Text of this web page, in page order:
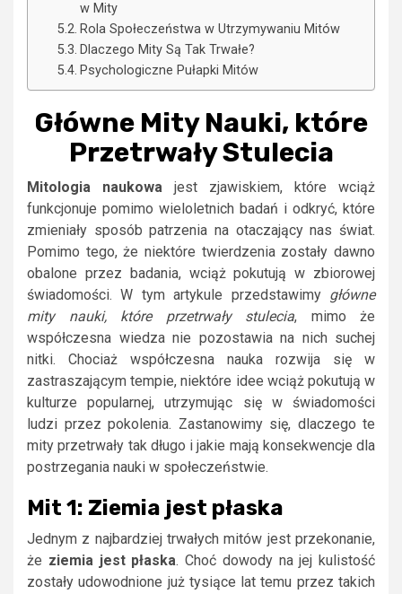
w Mity
Rola Społeczeństwa w Utrzymywaniu Mitów
Dlaczego Mity Są Tak Trwałe?
Psychologiczne Pułapki Mitów
Główne Mity Nauki, które
Przetrwały Stulecia
Mitologia naukowa jest zjawiskiem, które wciąż
funkcjonuje pomimo wieloletnich badań i odkryć, które
zmieniały sposób patrzenia na otaczający nas świat.
Pomimo tego, że niektóre twierdzenia zostały dawno
obalone przez badania, wciąż pokutują w zbiorowej
świadomości. W tym artykule przedstawimy główne
mity nauki, które przetrwały stulecia, mimo że
współczesna wiedza nie pozostawia na nich suchej
nitki. Chociaż współczesna nauka rozwija się w
zastraszającym tempie, niektóre idee wciąż pokutują w
kulturze popularnej, utrzymując się w świadomości
ludzi przez pokolenia. Zastanowimy się, dlaczego te
mity przetrwały tak długo i jakie mają konsekwencje dla
postrzegania nauki w społeczeństwie.
Mit 1: Ziemia jest płaska
Jednym z najbardziej trwałych mitów jest przekonanie,
że ziemia jest płaska. Choć dowody na jej kulistość
zostały udowodnione już tysiące lat temu przez takich